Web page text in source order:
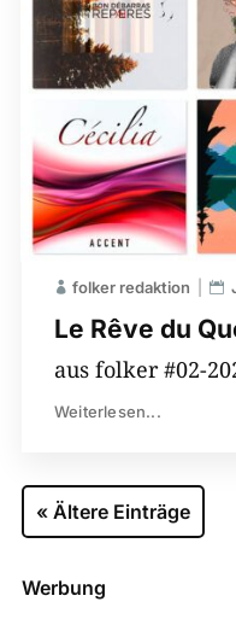
Le Rêve du
folker redaktion
aus folker #02-
Weiterlesen...
« Ältere Einträge
Werbung